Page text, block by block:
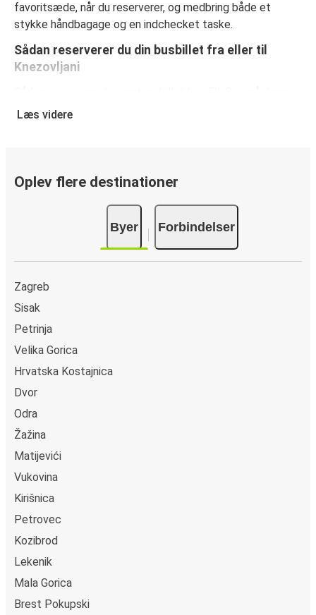
favoritsæde, når du reserverer, og medbring både et
stykke håndbagage og en indchecket taske.
Sådan reserverer du din busbillet fra eller til
Knezovljani
hjemmeside eller i den gratis FlixBus-app kan du
Google Pay og Apple Pay. Du kan også betale kontant
ombord eller ved et salgssted.
Læs videre
Oplev flere destinationer
Byer Forbindelser
Zagreb
Sisak
Petrinja
Velika Gorica
Hrvatska Kostajnica
Dvor
Odra
Žažina
Matijevići
Vukovina
Kirišnica
Petrovec
Kozibrod
Lekenik
Mala Gorica
Brest Pokupski